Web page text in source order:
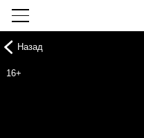
Назад
16+